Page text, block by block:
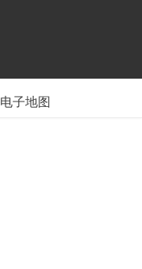
电子地图